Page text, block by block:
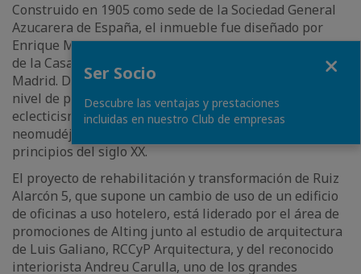
Construido en 1905 como sede de la Sociedad General
Azucarera de España, el inmueble fue diseñado por
Enrique María Repullés y Vargas, reconocido arquitecto
de la Casa Real y autor del Palacio de la Bolsa de
Madrid. De gran valor patrimonial y catalogado con un
nivel de protección 1, su arquitectura combina el
eclecticismo madrileño con elementos neoclásicos y
neomudéjares, reflejando la riqueza arquitectónica de
principios del siglo XX.
El proyecto de rehabilitación y transformación de Ruiz
Alarcón 5, que supone un cambio de uso de un edificio
de oficinas a uso hotelero, está liderado por el área de
promociones de Alting junto al estudio de arquitectura
de Luis Galiano, RCCyP Arquitectura, y del reconocido
interiorista Andreu Carulla, uno de los grandes
Ser Socio
Descubre las ventajas y prestaciones
incluidas en nuestro Club de empresas